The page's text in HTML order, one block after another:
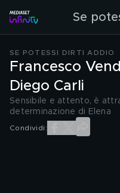
Se
SE POTESSI DIRTI ADDIO
Francesco
Diego Carli
Sensibile e attento, è
determinazione di Elena
Condividi: